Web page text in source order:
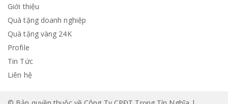
Giới thiệu
Quà tặng doanh nghiệp
Quà tặng vàng 24K
Profile
Tin Tức
Liên hệ